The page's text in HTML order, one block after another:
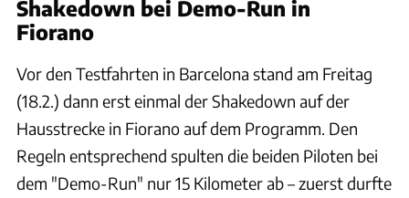
Shakedown bei Demo-Run in
Fiorano
Vor den Testfahrten in Barcelona stand am Freitag
(18.2.) dann erst einmal der Shakedown auf der
Hausstrecke in Fiorano auf dem Programm. Den
Regeln entsprechend spulten die beiden Piloten bei
dem "Demo-Run" nur 15 Kilometer ab – zuerst durfte